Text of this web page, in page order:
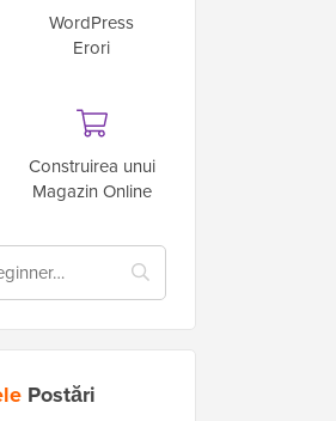
WordPress
Erori
Construirea unui
Magazin Online
Postări